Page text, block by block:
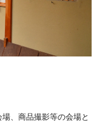
、商品撮影等の会場と